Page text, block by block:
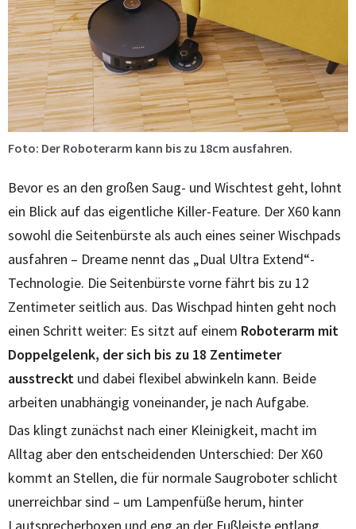
Foto: Der Roboterarm kann bis zu 18cm ausfahren.
Bevor es an den großen Saug- und Wischtest geht, lohnt
ein Blick auf das eigentliche Killer-Feature. Der X60 kann
sowohl die Seitenbürste als auch eines seiner Wischpads
ausfahren – Dreame nennt das „Dual Ultra Extend“-
Technologie. Die Seitenbürste vorne fährt bis zu 12
Zentimeter seitlich aus. Das Wischpad hinten geht noch
einen Schritt weiter: Es sitzt auf einem Roboterarm mit
Doppelgelenk, der sich bis zu 18 Zentimeter
ausstreckt und dabei flexibel abwinkeln kann. Beide
arbeiten unabhängig voneinander, je nach Aufgabe.
Das klingt zunächst nach einer Kleinigkeit, macht im
Alltag aber den entscheidenden Unterschied: Der X60
kommt an Stellen, die für normale Saugroboter schlicht
unerreichbar sind – um Lampenfüße herum, hinter